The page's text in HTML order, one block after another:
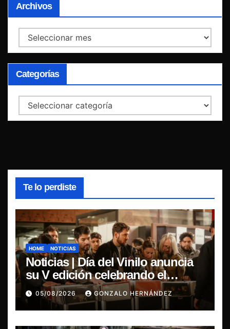
Archivos
Archivos
Categorías
Categorías
Te lo perdiste
HOME NOTICIAS
Noticias | Día del Vinilo anuncia
su V edición celebrando el
regreso del 7″ fabricado en Chile
05/08/2026 GONZALO HERNÁNDEZ